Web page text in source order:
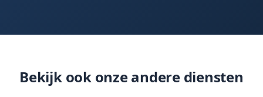
Bekijk ook onze andere diensten